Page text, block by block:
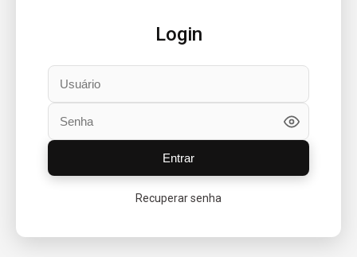
Login
Entrar
Recuperar senha